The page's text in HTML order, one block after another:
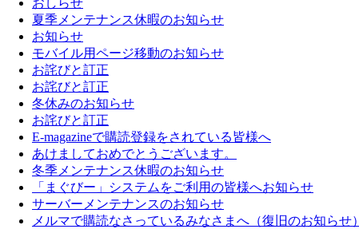
夏季メンテナンス休暇のお知らせ
お知らせ
モバイル用ページ移動のお知らせ
お詫びと訂正
お詫びと訂正
冬休みのお知らせ
お詫びと訂正
E-magazineで購読登録をされている皆様へ
あけましておめでとうございます。
冬季メンテナンス休暇のお知らせ
「まぐびー」システムをご利用の皆様へお知らせ
サーバーメンテナンスのお知らせ
メルマで購読なさっているみなさまへ（復旧のお知らせ）